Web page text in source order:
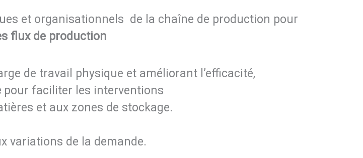
et organisationnels de la chaîne de production pour
flux de production
de travail physique et améliorant l’efficacité,
pour faciliter les interventions
et aux zones de stockage.
variations de la demande.